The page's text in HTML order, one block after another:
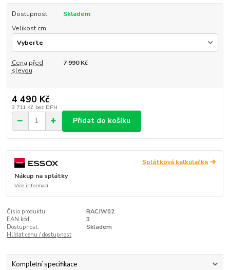
Dostupnost
Skladem
Velikost cm
Cena před
slevou
7 990 Kč
4 490 Kč
3 711 Kč bez DPH
Přidat do košíku
Splátková kalkulačka
Nákup na splátky
Více informací
Číslo produktu:
RACJW02
EAN kód:
3
Dostupnost:
Skladem
Hlídat cenu / dostupnost
Kompletní specifikace